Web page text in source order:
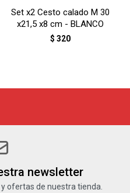
Set x2 Cesto calado M 30
x21,5 x8 cm - BLANCO
$ 320
newsletter
ofertas de nuestra tienda.